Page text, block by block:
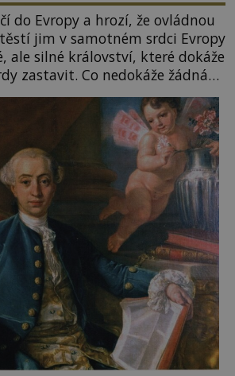
do Evropy a hrozí, že ovládnou
jim v samotném srdci Evropy
ale silné království, které dokáže
zastavit. Co nedokáže žádná
nedokážou Němci – to dokáže
by ne? Mongolové od roku 1223
a Azovského moře, […]